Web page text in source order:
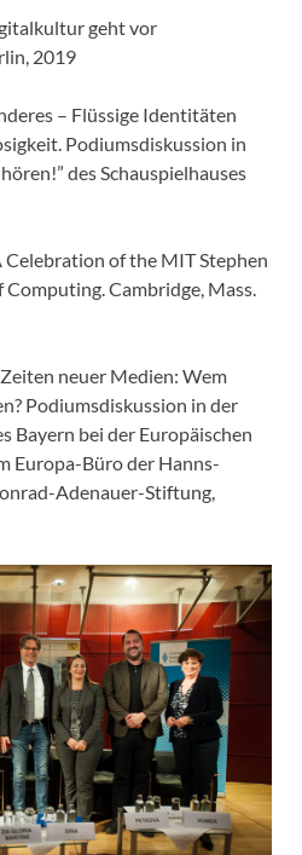
geht vor
2019
– Flüssige Identitäten
Podiumsdiskussion in
des Schauspielhauses
of the MIT Stephen
Computing. Cambridge, Mass.
neuer Medien: Wem
Podiumsdiskussion in der
Bayern bei der Europäischen
Europa-Büro der Hanns-
Adenauer-Stiftung,